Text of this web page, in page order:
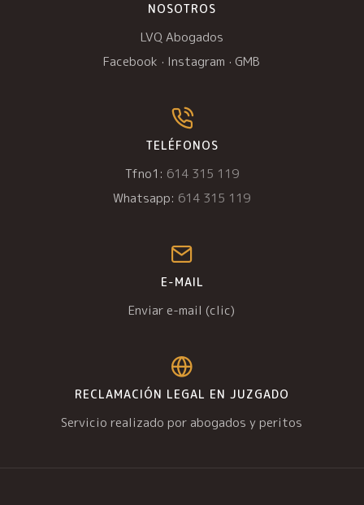
NOSOTROS
LVQ Abogados
Facebook · Instagram · GMB
TELÉFONOS
Tfno1: 614 315 119
Whatsapp: 614 315 119
E-MAIL
Enviar e-mail (clic)
RECLAMACIÓN LEGAL EN JUZGADO
Servicio realizado por abogados y peritos